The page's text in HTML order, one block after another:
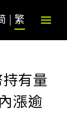
繁
有量
漲逾